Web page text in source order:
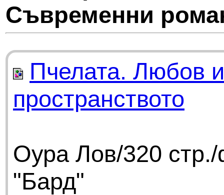
Съвременни
Пчелата. Любов
пространството
Оура Лов/320
"Бард"